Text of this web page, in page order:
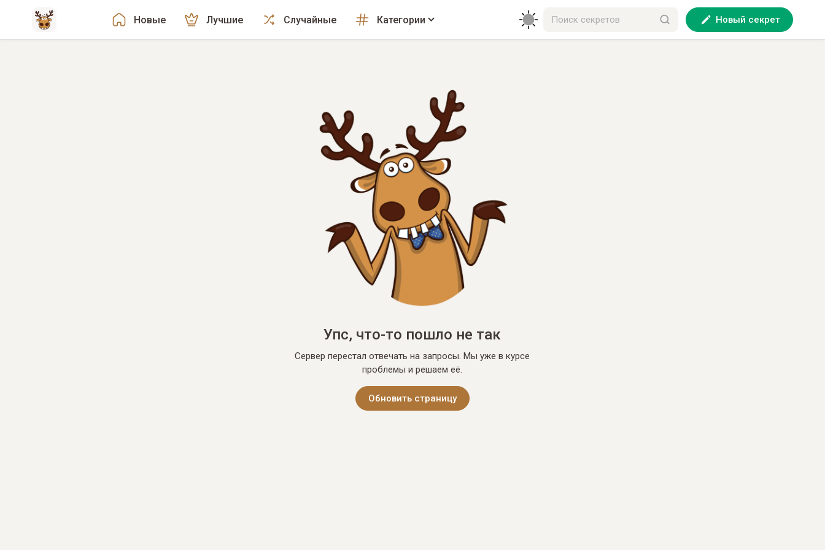
Новые Лучшие Случайные Категории Новый секрет
Упс, что-то пошло не так
Сервер перестал отвечать на запросы. Мы уже в курсе
проблемы и решаем её.
Обновить страницу